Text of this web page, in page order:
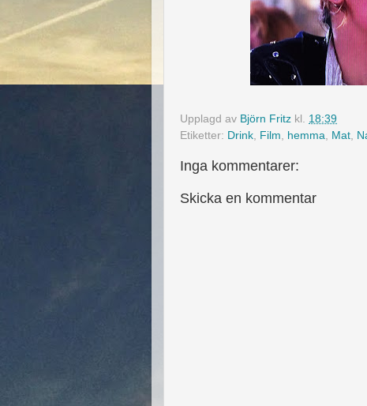
Upplagd av Björn Fritz kl. 18:39
Etiketter: Drink Film hemma Mat
Inga kommentarer:
Skicka en kommentar